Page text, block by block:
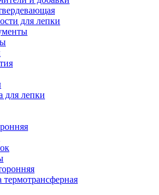
для лепки
для лепки
термотрансферная